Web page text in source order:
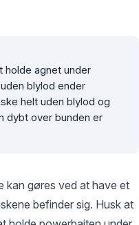
agnet under
blylod ender
helt uden blylod og
dybt over bunden er
kan gøres ved at have et
befinder sig. Husk at